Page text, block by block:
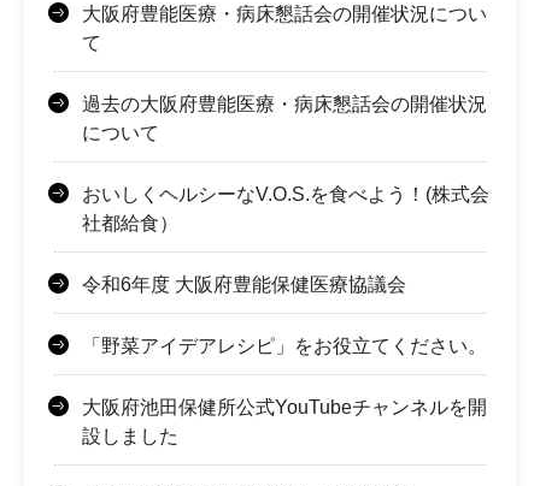
大阪府豊能医療・病床懇話会の開催状況につい
て
過去の大阪府豊能医療・病床懇話会の開催状況
について
おいしくヘルシーなV.O.S.を食べよう！(株式会
社都給食）
令和6年度 大阪府豊能保健医療協議会
「野菜アイデアレシピ」をお役立てください。
大阪府池田保健所公式YouTubeチャンネルを開
設しました